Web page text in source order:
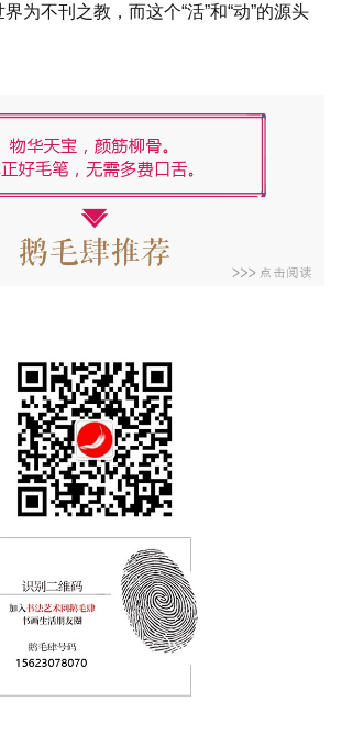
为不刊之教，而这个“活”和“动”的源头